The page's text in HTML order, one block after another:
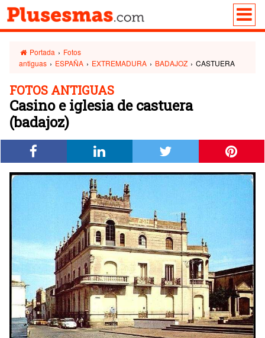
Portada › Fotos
antiguas › ESPAÑA › EXTREMADURA › BADAJOZ › CASTUERA
FOTOS ANTIGUAS
Casino e iglesia de castuera
(badajoz)